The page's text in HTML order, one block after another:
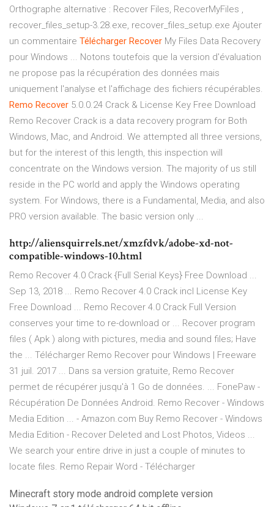
Orthographe alternative : Recover Files, RecoverMyFiles ,
recover_files_setup-3.28.exe, recover_files_setup.exe Ajouter
un commentaire Télécharger Recover My Files Data Recovery
pour Windows ... Notons toutefois que la version d'évaluation
ne propose pas la récupération des données mais
uniquement l'analyse et l'affichage des fichiers récupérables.
Remo Recover 5.0.0.24 Crack & License Key Free Download
Remo Recover Crack is a data recovery program for Both
Windows, Mac, and Android. We attempted all three versions,
but for the interest of this length, this inspection will
concentrate on the Windows version. The majority of us still
reside in the PC world and apply the Windows operating
system. For Windows, there is a Fundamental, Media, and also
PRO version available. The basic version only ...
http://aliensquirrels.net/xmzfdvk/adobe-xd-not-
compatible-windows-10.html
Remo Recover 4.0 Crack {Full Serial Keys} Free Download ...
Sep 13, 2018 ... Remo Recover 4.0 Crack incl License Key
Free Download ... Remo Recover 4.0 Crack Full Version
conserves your time to re-download or ... Recover program
files ( Apk ) along with pictures, media and sound files; Have
the ... Télécharger Remo Recover pour Windows | Freeware
31 juil. 2017 ... Dans sa version gratuite, Remo Recover
permet de récupérer jusqu'à 1 Go de données. ... FonePaw -
Récupération De Données Android. Remo Recover - Windows
Media Edition ... - Amazon.com Buy Remo Recover - Windows
Media Edition - Recover Deleted and Lost Photos, Videos ...
We search your entire drive in just a couple of minutes to
locate files. Remo Repair Word - Télécharger
Minecraft story mode android complete version